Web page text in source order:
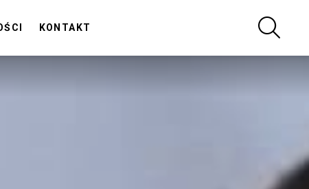
KONTAKT